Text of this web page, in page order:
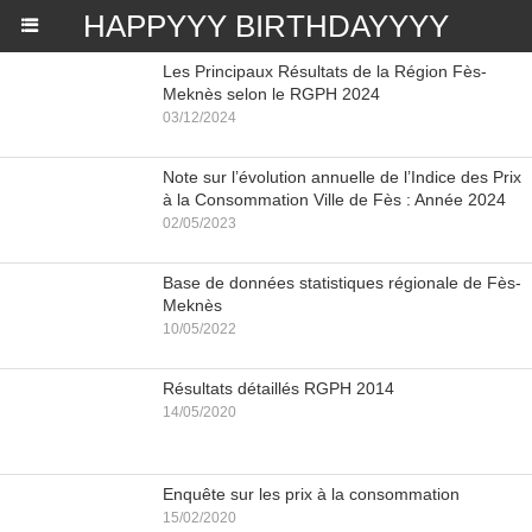
HAPPYYY BIRTHDAYYYY
Les Principaux Résultats de la Région Fès-
Meknès selon le RGPH 2024
03/12/2024
Note sur l’évolution annuelle de l’Indice des Prix
à la Consommation Ville de Fès : Année 2024
02/05/2023
Base de données statistiques régionale de Fès-
Meknès
10/05/2022
Résultats détaillés RGPH 2014
14/05/2020
Enquête sur les prix à la consommation
15/02/2020